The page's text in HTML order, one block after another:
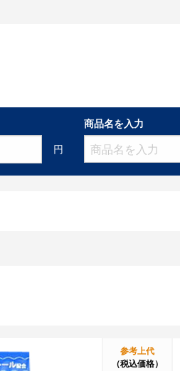
円
商品名を入力
参考上代
（税込価格）